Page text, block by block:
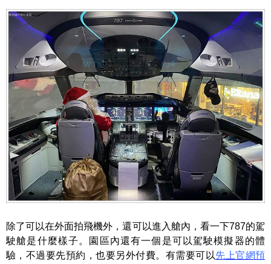
除了可以在外面拍飛機外，還可以進入艙內，看一下787的駕
駛艙是什麼樣子。園區內還有一個是可以駕駛模擬器的體
驗，不過要先預約，也要另外付費。有需要可以先上官網預